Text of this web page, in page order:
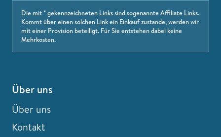
Die mit * gekennzeichneten Links sind sogenannte Affiliate Links.
Kommt über einen solchen Link ein Einkauf zustande, werden wir
mit einer Provision beteiligt. Für Sie entstehen dabei keine
Mehrkosten.
Über uns
Über uns
Kontakt